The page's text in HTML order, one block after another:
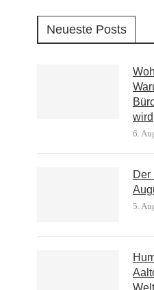
Neueste Posts
wird
6.
Der
5.